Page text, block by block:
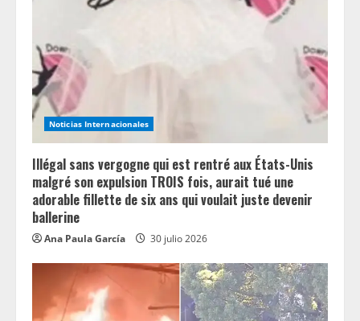
a
d
i
n
g
Noticias Internacionales
Illégal sans vergogne qui est rentré aux États-Unis
malgré son expulsion TROIS fois, aurait tué une
adorable fillette de six ans qui voulait juste devenir
ballerine
Ana Paula García 30 julio 2026